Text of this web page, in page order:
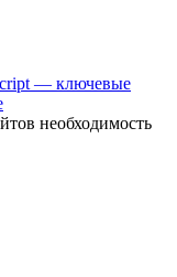
— ключевые
необходимость